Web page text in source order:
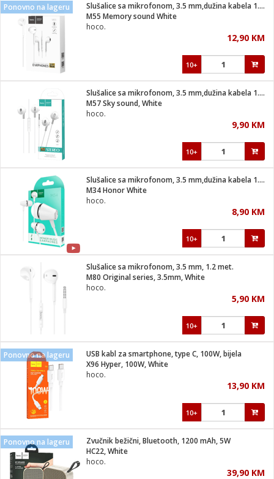
Ponovno na lageru
Slušalice sa mikrofonom, 3.5 mm,dužina kabela 1.2 met,bijela
M55 Memory sound White
hoco.
12,90 KM
10+
Slušalice sa mikrofonom, 3.5 mm,dužina kabela 1.2 met,bijela
M57 Sky sound, White
hoco.
9,90 KM
10+
Slušalice sa mikrofonom, 3.5 mm,dužina kabela 1.2 met,bijela
M34 Honor White
hoco.
8,90 KM
10+
Slušalice sa mikrofonom, 3.5 mm, 1.2 met.
M80 Original series, 3.5mm, White
hoco.
5,90 KM
10+
Ponovno na lageru
USB kabl za smartphone, type C, 100W, bijela
X96 Hyper, 100W, White
hoco.
13,90 KM
10+
Ponovno na lageru
Zvučnik bežični, Bluetooth, 1200 mAh, 5W
HC22, White
hoco.
39,90 KM